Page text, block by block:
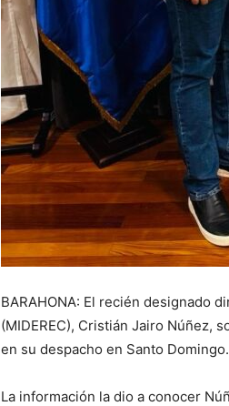
BARAHONA: El recién designado
(MIDEREC), Cristián Jairo Núñez,
en su despacho en Santo Domingo.
La información la dio a conocer